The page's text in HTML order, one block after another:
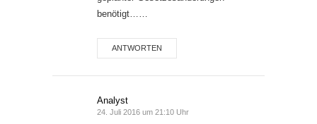
benötigt……
ANTWORTEN
Analyst
24. Juli 2016 um 21:10 Uhr